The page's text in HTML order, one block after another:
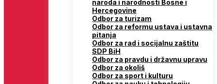
naroda i narodnosti Bosne i
Hercegovine
Odbor za turizam
Odbor za reformu ustava i ustavna
pitanja
Odbor za rad i socijalnu zaštitu
SDP BiH
Odbor za pravdu i državnu upravu
Odbor za okoliš
Odbor za sport i kulturu